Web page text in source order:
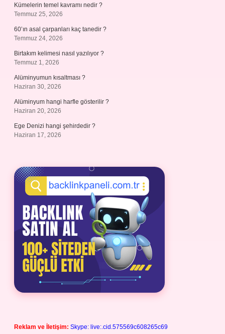
Kümelerin temel kavramı nedir ?
Temmuz 25, 2026
60’ın asal çarpanları kaç tanedir ?
Temmuz 24, 2026
Birtakım kelimesi nasıl yazılıyor ?
Temmuz 1, 2026
Alüminyumun kısaltması ?
Haziran 30, 2026
Alüminyum hangi harfle gösterilir ?
Haziran 20, 2026
Ege Denizi hangi şehirdedir ?
Haziran 17, 2026
Reklam ve İletişim: Skype: live:.cid.575569c608265c69